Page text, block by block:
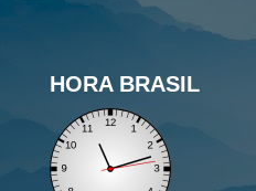
HORA BRASIL